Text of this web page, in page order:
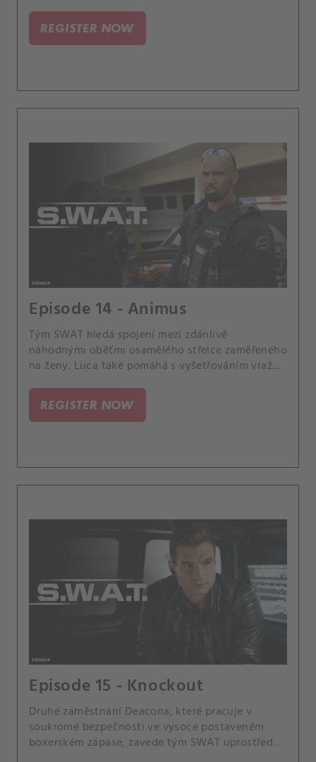
kontakty, které zločinec měl při úkrytu v Los
Angeles, a Street se izoluje od týmu, když se
REGISTER NOW
Episode 14 - Animus
Tým SWAT hledá spojení mezi zdánlivě
náhodnými oběťmi osamělého střelce zaměřeného
na ženy. Luca také pomáhá s vyšetřováním vraždy
REGISTER NOW
Episode 15 - Knockout
Druhé zaměstnání Deacona, které pracuje v
soukromé bezpečnosti ve vysoce postaveném
boxerském zápase, zavede tým SWAT uprostřed